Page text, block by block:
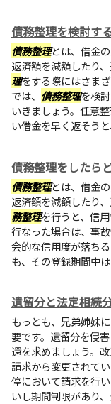
債務整理を検討す
債務整理とは、借金
返済額を減額したり
理をする際にはさま
では、 債務整理を検
いきましょう。任意
い借金を早く返そうと
債務整理をしたら
債務整理とは、借金
返済額を減額したり
務整理を行うと、信
行なった場合は、事
会的な信用度が落ち
も、その登録期間中
遺留分と法定相続
もっとも、兄弟姉妹
要です。遺留分を侵
還を求めましょう。
請求から変更されて
停において請求を行
いし期間制限があり、